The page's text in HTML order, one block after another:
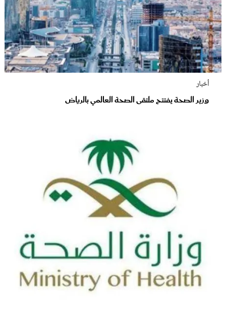
أخبار
وزير الصحة يفتتح ملتقى الصحة العالمي بالرياض